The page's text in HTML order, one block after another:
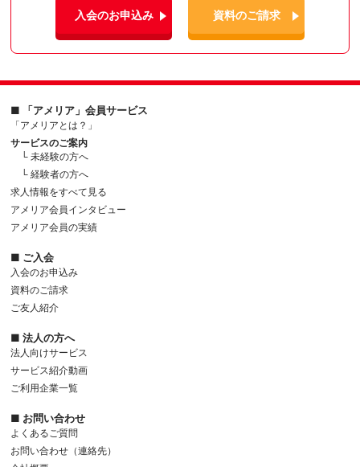
入会のお申込み 資料のご請求
■ 「アメリア」会員サービス
「アメリアとは？」
サービスのご案内
└ 未経験の方へ
└ 経験者の方へ
求人情報をすべて見る
アメリア会員インタビュー
アメリア会員の実績
■ ご入会
入会のお申込み
資料のご請求
ご友人紹介
■ 法人の方へ
法人向けサービス
サービス紹介動画
ご利用企業一覧
■ お問い合わせ
よくあるご質問
お問い合わせ（連絡先）